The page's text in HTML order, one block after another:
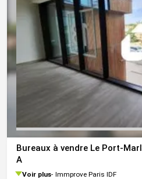
Bureaux à vendre Le Port-
A
Voir plus Immprove Paris IDF